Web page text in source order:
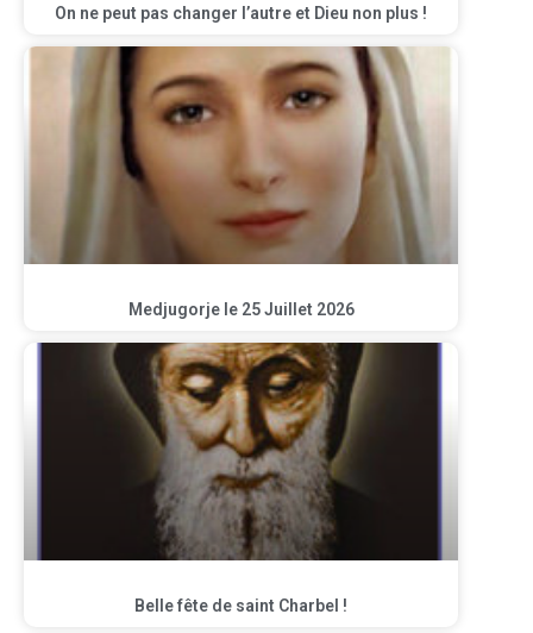
On ne peut pas changer l’autre et Dieu non plus !
Medjugorje le 25 Juillet 2026
Belle fête de saint Charbel !